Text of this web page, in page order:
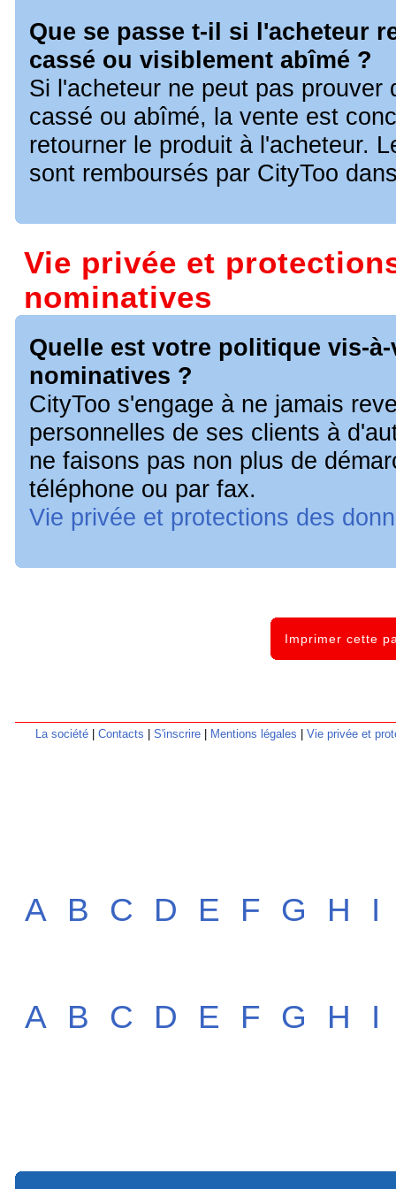
Que se passe t-il si l'acheteur
cassé ou visiblement abîmé ?
Si l'acheteur ne peut pas prouver
cassé ou abîmé, la vente est
retourner le produit à l'acheteur.
sont remboursés par CityToo
Vie privée et
nominatives
Quelle est votre politique vis-
nominatives ?
CityToo s'engage à ne jamais
personnelles de ses clients à
ne faisons pas non plus de
téléphone ou par fax.
Vie privée et protections des
Imprimer cette
La société Contacts S'inscrire Mentions légales Vie privée et
A B C D E F G H I
A B C D E F G H I